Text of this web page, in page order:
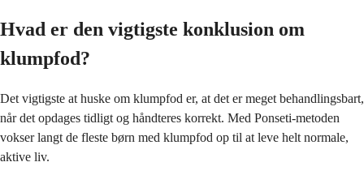
Hvad er den vigtigste konklusion om
klumpfod?
Det vigtigste at huske om klumpfod er, at det er meget behandlingsbart,
når det opdages tidligt og håndteres korrekt. Med Ponseti-metoden
vokser langt de fleste børn med klumpfod op til at leve helt normale,
aktive liv.